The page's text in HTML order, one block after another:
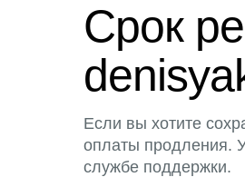
Срок
Если вы хотите
оплаты продления.
службе поддержки.